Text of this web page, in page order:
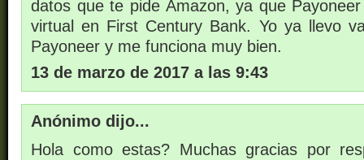
datos que te pide Amazon, ya que
virtual en First Century Bank. Yo ya llevo
Payoneer y me funciona muy bien.
13 de marzo de 2017 a las 9:43
Anónimo dijo...
Hola como estas? Muchas gracias por